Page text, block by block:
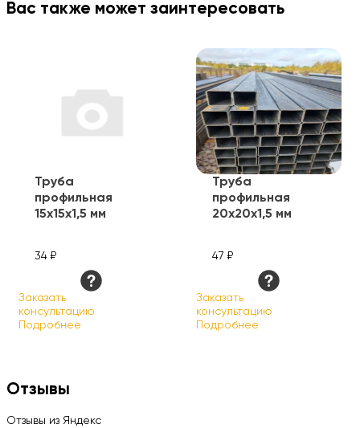
Вас также может заинтересовать
Труба
профильная
15х15х1,5 мм
34 ₽
Заказать
консультацию
Подробнее
Труба
профильная
20х20х1,5 мм
47 ₽
Заказать
консультацию
Подробнее
Отзывы
Отзывы из Яндекс